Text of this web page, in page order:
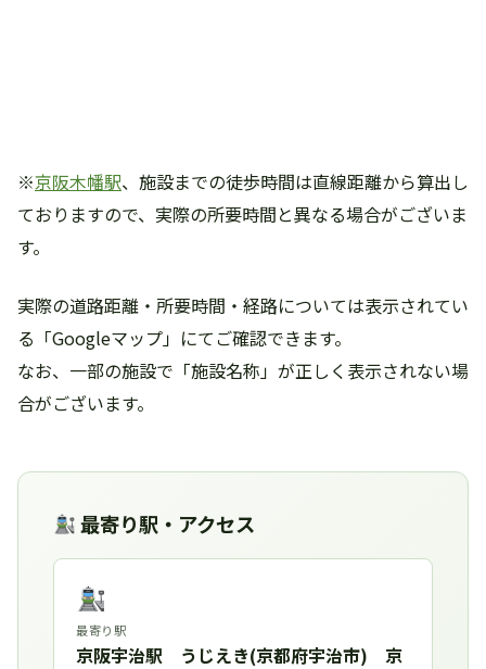
※京阪木幡駅、施設までの徒歩時間は直線距離から算出し
ておりますので、実際の所要時間と異なる場合がございま
す。
実際の道路距離・所要時間・経路については表示されてい
る「Googleマップ」にてご確認できます。
なお、一部の施設で「施設名称」が正しく表示されない場
合がございます。
最寄り駅・アクセス
最寄り駅
京阪宇治駅 うじえき(京都府宇治市) 京